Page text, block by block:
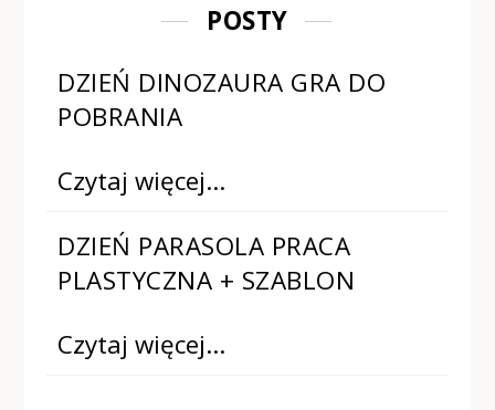
POSTY
DZIEŃ DINOZAURA GRA DO
POBRANIA
Czytaj więcej…
DZIEŃ PARASOLA PRACA
PLASTYCZNA + SZABLON
Czytaj więcej…